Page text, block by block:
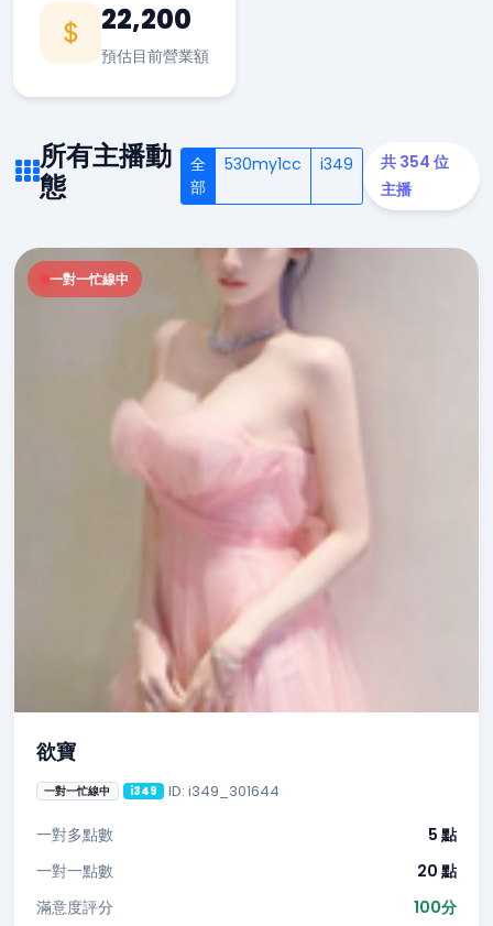
22,200
預估目前營業額
所有主播動
態
全
部
530my1cc i349
共 354 位
主播
一對一忙線中
欲寶
一對一忙線中 i349 ID: i349_301644
一對多點數
5 點
一對一點數
20 點
滿意度評分
100分